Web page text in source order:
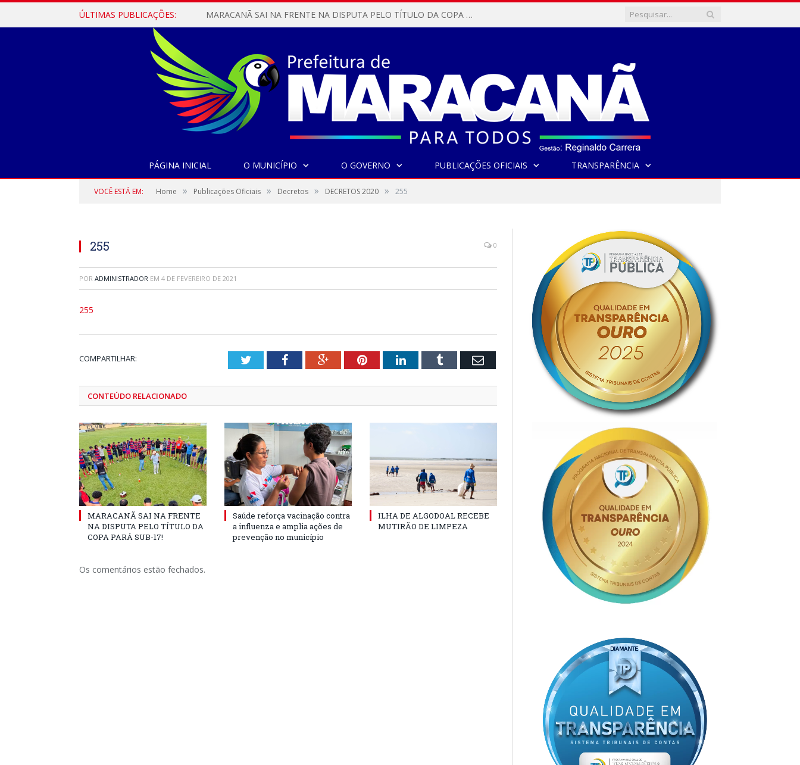
ÚLTIMAS PUBLICAÇÕES: MARACANÃ SAI NA FRENTE NA DISPUTA PELO TÍTULO DA COPA PARÁ SUB-17!
PÁGINA INICIAL O MUNICÍPIO O GOVERNO PUBLICAÇÕES OFICIAIS TRANSPARÊNCIA
VOCÊ ESTÁ EM: Home » Publicações Oficiais » Decretos » DECRETOS 2020 » 255
255 0
POR ADMINISTRADOR EM 4 DE FEVEREIRO DE 2021
255
COMPARTILHAR: TwitterFacebookGoogle+PinterestLinkedInTumblr Email
CONTEÚDO RELACIONADO
MARACANÃ SAI NA FRENTE
NA DISPUTA PELO TÍTULO DA
COPA PARÁ SUB-17!
Saúde reforça vacinação contra
a influenza e amplia ações de
prevenção no município
ILHA DE ALGODOAL RECEBE
MUTIRÃO DE LIMPEZA
Os comentários estão fechados.